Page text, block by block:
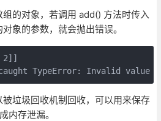
的对象，若调用 add() 方法时传入
象的参数，就会抛出错误。
2]]
TypeError: Invalid value
垃圾回收机制回收，可以用来保存
内存泄漏。